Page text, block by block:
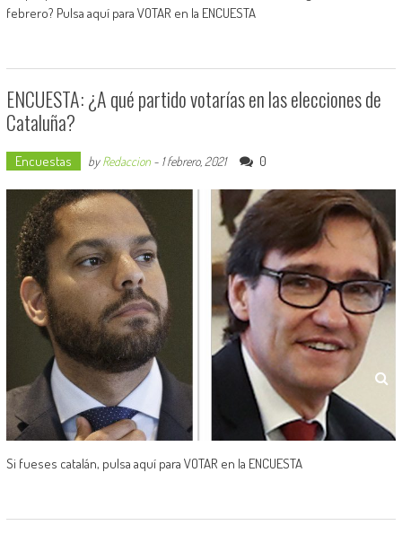
febrero? Pulsa aquí para VOTAR en la ENCUESTA
ENCUESTA: ¿A qué partido votarías en las elecciones de
Cataluña?
Encuestas byRedaccion- 1 febrero, 2021 0
Si fueses catalán, pulsa aquí para VOTAR en la ENCUESTA